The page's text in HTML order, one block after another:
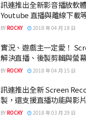
訊連推出全新影音播放軟
Youtube 直播與離線下載
BY ROCKY 2018 年 04 月 18 日
實況、遊戲主一定愛！
解決直播、後製剪輯與螢
BY ROCKY 2018 年 04 月 15 日
訊連推出全新 Screen
製，還支援直播功能與影
BY ROCKY 2018 年 03 月 29 日